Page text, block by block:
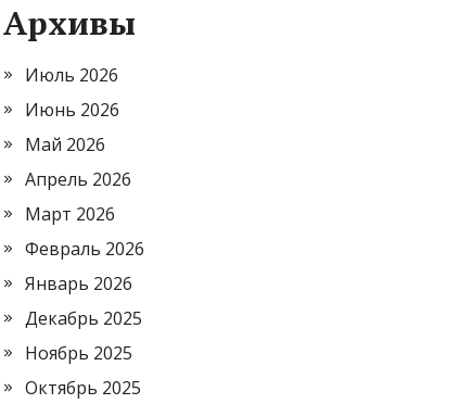
Архивы
Июль 2026
Июнь 2026
Май 2026
Апрель 2026
Март 2026
Февраль 2026
Январь 2026
Декабрь 2025
Ноябрь 2025
Октябрь 2025